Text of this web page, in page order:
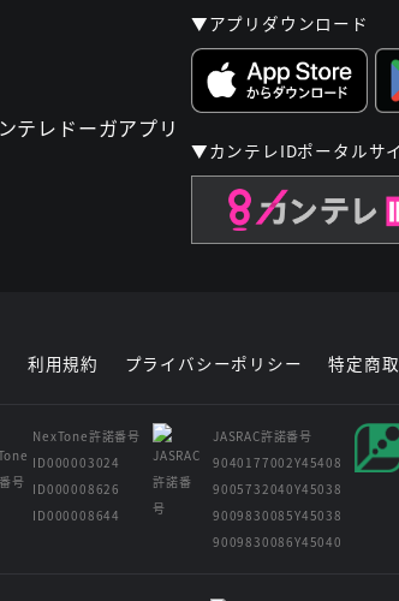
▼アプリダウンロード
▼カンテレIDポータルサ
利用規約 プライバシーポリシー 特定商
NexTone許諾番号
ID000003024
ID000008626
ID000008644
JASRAC許諾番号
9040177002Y45408
9005732040Y45038
9009830085Y45038
9009830086Y45040